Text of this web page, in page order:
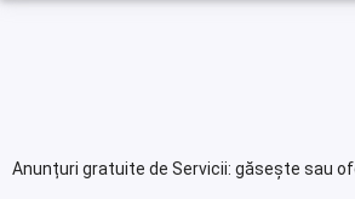
Anunțuri gratuite de Servicii: găsește sau